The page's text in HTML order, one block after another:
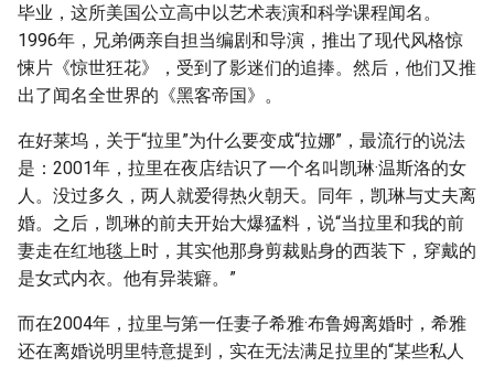
毕业，这所美国公立高中以艺术表演和科学课程闻名。
1996年，兄弟俩亲自担当编剧和导演，推出了现代风格惊
悚片《惊世狂花》，受到了影迷们的追捧。然后，他们又推
出了闻名全世界的《黑客帝国》。
在好莱坞，关于“拉里”为什么要变成“拉娜”，最流行的说法
是：2001年，拉里在夜店结识了一个名叫凯琳·温斯洛的女
人。没过多久，两人就爱得热火朝天。同年，凯琳与丈夫离
婚。之后，凯琳的前夫开始大爆猛料，说“当拉里和我的前
妻走在红地毯上时，其实他那身剪裁贴身的西装下，穿戴的
是女式内衣。他有异装癖。”
而在2004年，拉里与第一任妻子希雅·布鲁姆离婚时，希雅
还在离婚说明里特意提到，实在无法满足拉里的“某些私人